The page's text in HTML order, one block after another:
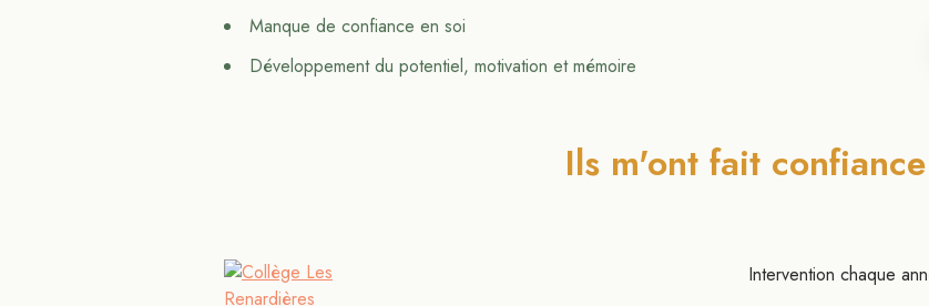
Manque de confiance en soi
Développement du potentiel, motivation et mémoire
Ils m'ont fait confiance
Intervention chaque